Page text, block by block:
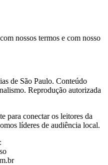
nossos termos e com nosso
de São Paulo. Conteúdo
Reprodução autorizada
para conectar os leitores da
líderes de audiência local.